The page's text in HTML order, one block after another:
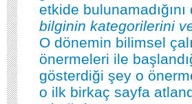
etkide
bilginin kategorilerini
O dönemin bilimsel
önermeleri ile
gösterdiği şey o
o ilk birkaç sayfa